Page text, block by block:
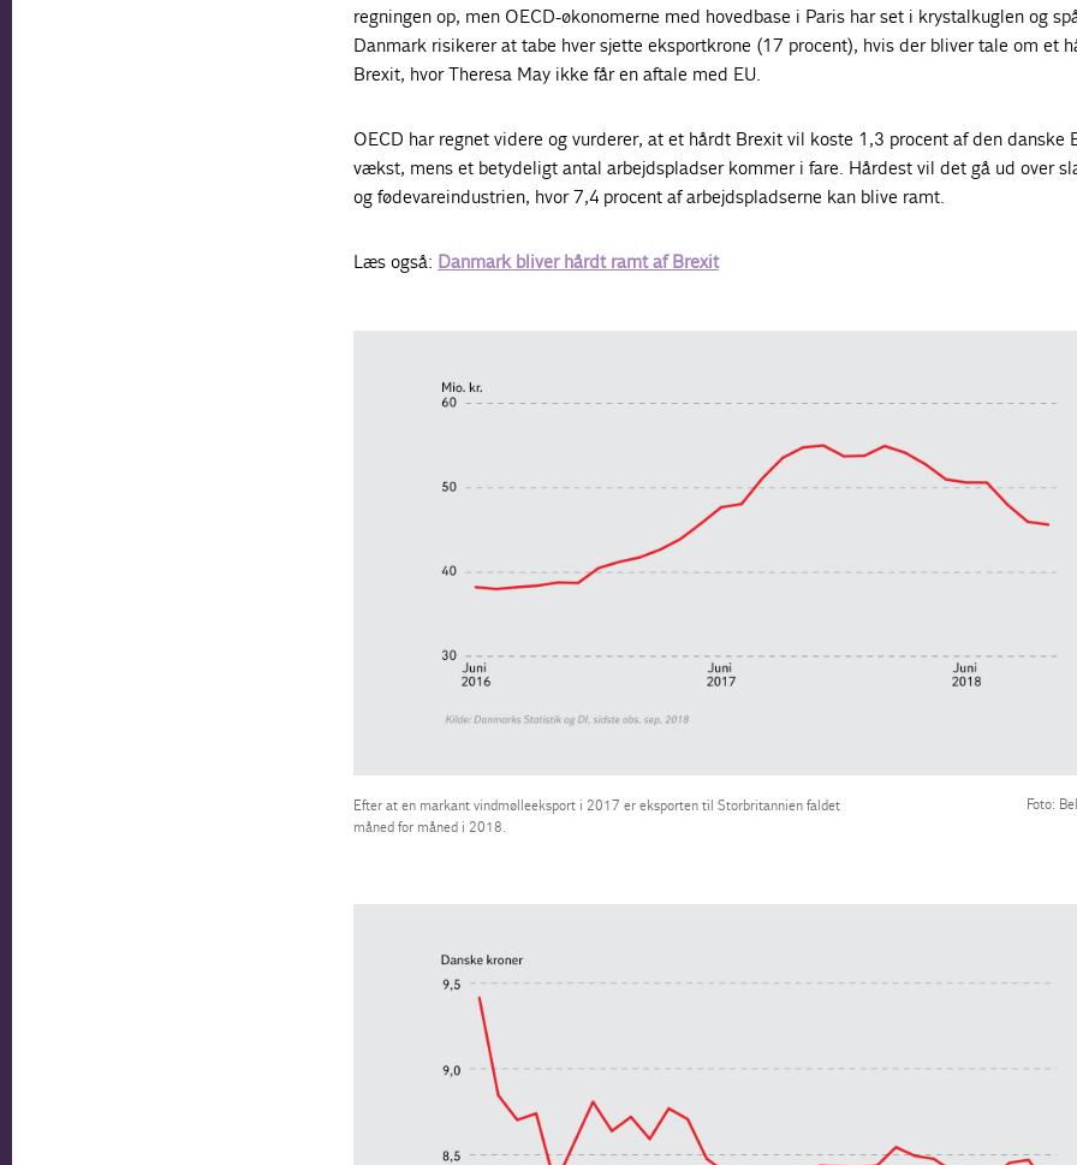
regningen op, men OECD-økonomerne med hovedbase i Paris har set i krystalkuglen og
Danmark risikerer at tabe hver sjette eksportkrone (17 procent), hvis der bliver tale om et
Brexit, hvor Theresa May ikke får en aftale med EU.
OECD har regnet videre og vurderer, at et hårdt Brexit vil koste 1,3 procent af den danske
vækst, mens et betydeligt antal arbejdspladser kommer i fare. Hårdest vil det gå ud over
og fødevareindustrien, hvor 7,4 procent af arbejdspladserne kan blive ramt.
Læs også: Danmark bliver hårdt ramt af Brexit
Efter at en markant vindmølleeksport i 2017 er eksporten til Storbritannien faldet
måned for måned i 2018.
Foto: